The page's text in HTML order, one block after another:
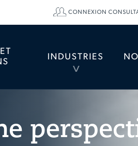
INDUSTRIES
TOGGLE
CONNEXION